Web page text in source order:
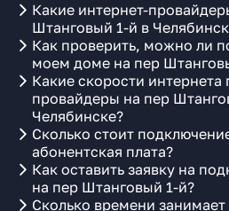
Какие интернет-
Штанговый 1-й в
Как проверить, можно ли
моем доме на пер
Какие скорости интернета
провайдеры на пер
Челябинске?
Сколько стоит
абонентская плата?
Как оставить заявку на
на пер Штанговый 1-й?
Сколько времени